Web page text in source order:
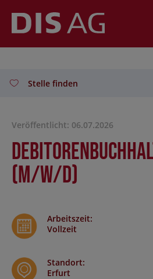
Stelle finden
Veröffentlicht: 06.07.2026
(m/w/d)
Arbeitszeit:
Vollzeit
Standort:
Erfurt